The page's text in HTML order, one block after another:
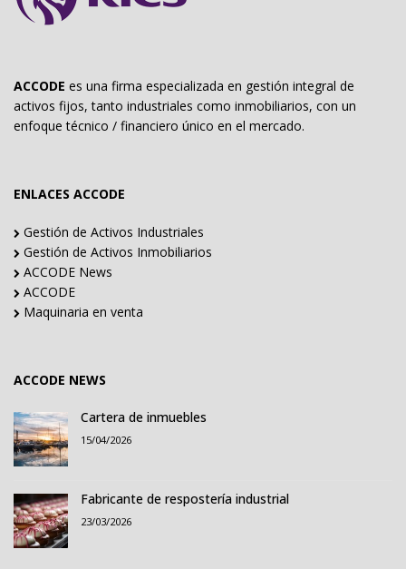
ACCODE es una firma especializada en gestión integral de
activos fijos, tanto industriales como inmobiliarios, con un
enfoque técnico / financiero único en el mercado.
ENLACES ACCODE
Gestión de Activos Industriales
Gestión de Activos Inmobiliarios
ACCODE News
ACCODE
Maquinaria en venta
ACCODE NEWS
Cartera de inmuebles
15/04/2026
Fabricante de respostería industrial
23/03/2026